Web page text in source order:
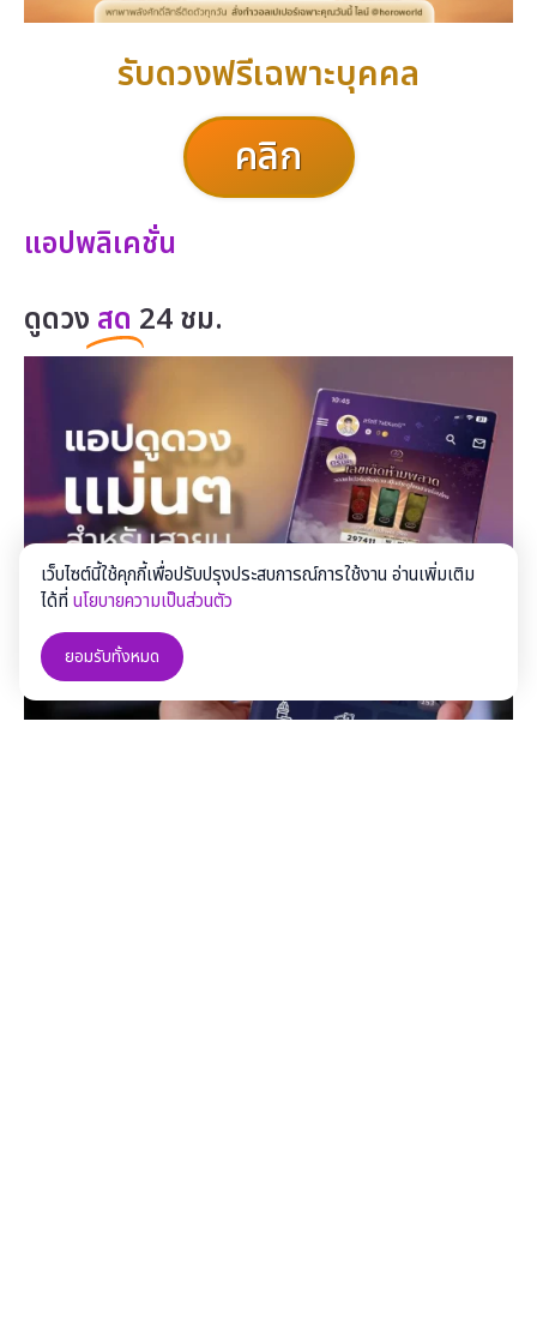
รับดวงฟรีเฉพาะบุคคล
คลิก
แอปพลิเคชั่น
ดูดวง สด 24 ชม.
เว็บไซต์นี้ใช้คุกกี้เพื่อปรับปรุงประสบการณ์การใช้งาน อ่านเพิ่มเติม
ได้ที่นโยบายความเป็นส่วนตัว
ยอมรับทั้งหมด